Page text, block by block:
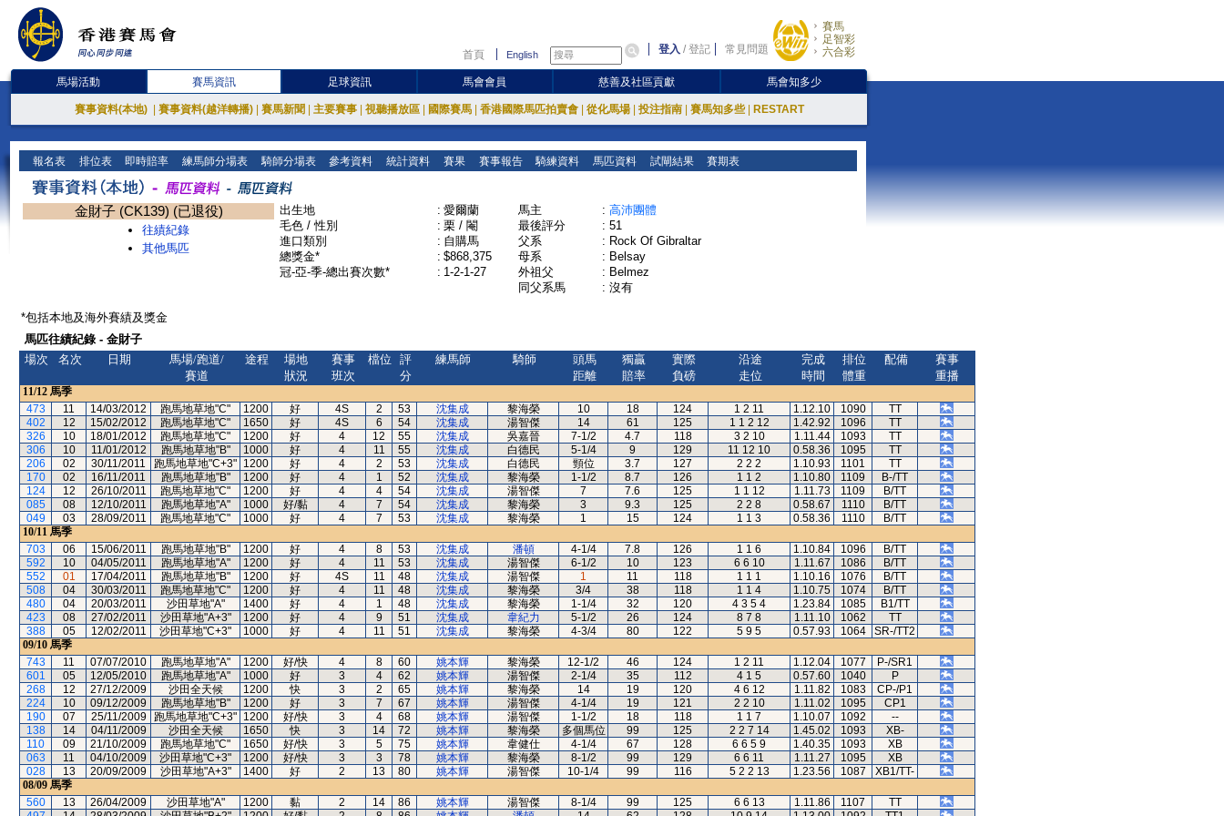
首頁 English 登入 /登記 常見問題
賽馬
足智彩
六合彩
馬場活動 賽馬資訊 足球資訊 馬會會員 慈善及社區貢獻 馬會知多少
賽事資料(本地) 賽事資料(越洋轉播) 賽馬新聞 主要賽事 視聽播放區 國際賽馬 香港國際馬匹拍賣會 從化馬場 投注指南 賽馬知多些 RESTART
報名表 排位表 即時賠率 練馬師分場表 騎師分場表 參考資料 統計資料 賽果 賽事報告 騎練資料 馬匹資料 試閘結果 賽期表
金財子 (CK139) (已退役)
往績紀錄
其他馬匹
出生地 : 愛爾蘭
毛色 / 性別
: 栗 / 閹
進口類別
: 自購馬
總獎金*
: $868,375
冠-亞-季-總出賽次數*
: 1-2-1-27
馬主 : 高沛團體
最後評分
: 51
父系
: Rock Of Gibraltar
母系
: Belsay
外祖父
: Belmez
同父系馬
: 沒有
*包括本地及海外賽績及獎金
馬匹往績紀錄 - 金財子
場次
名次 日期
馬場/跑道/
賽道
途程
場地
狀況
賽事
班次
檔位
評
分
練馬師 騎師
頭馬
距離
獨贏
賠率
實際
負磅
沿途
走位
完成
時間
排位
體重
配備
賽事
重播
11/12 馬季
473
11 14/03/2012 跑馬地草地"C" 1200 好 4S 2 53 沈集成 黎海榮 10 18 124 1 2 11 1.12.10 1090
TT
402
12 15/02/2012 跑馬地草地"C" 1650 好 4S 6 54 沈集成 湯智傑 14 61 125 1 1 2 12 1.42.92 1096
TT
326
10 18/01/2012 跑馬地草地"C" 1200 好 4 12 55 沈集成 吳嘉晉 7-1/2 4.7 118 3 2 10 1.11.44 1093
TT
306
10 11/01/2012 跑馬地草地"B" 1000 好 4 11 55 沈集成 白德民 5-1/4 9 129 11 12 10 0.58.36 1095
TT
206
02 30/11/2011 跑馬地草地"C+3" 1200 好 4 2 53 沈集成 白德民 頸位 3.7 127 2 2 2 1.10.93 1101
TT
170
02 16/11/2011 跑馬地草地"B" 1200 好 4 1 52 沈集成 黎海榮 1-1/2 8.7 126 1 1 2 1.10.80 1109
B-/TT
124
12 26/10/2011 跑馬地草地"C" 1200 好 4 4 54 沈集成 湯智傑 7 7.6 125 1 1 12 1.11.73 1109
B/TT
085
08 12/10/2011 跑馬地草地"A" 1000 好/黏 4 7 54 沈集成 黎海榮 3 9.3 125 2 2 8 0.58.67 1110
B/TT
049
03 28/09/2011 跑馬地草地"C" 1000 好 4 7 53 沈集成 黎海榮 1 15 124 1 1 3 0.58.36 1110
B/TT
10/11 馬季
703
06 15/06/2011 跑馬地草地"B" 1200 好 4 8 53 沈集成 潘頓 4-1/4 7.8 126 1 1 6 1.10.84 1096
B/TT
592
10 04/05/2011 跑馬地草地"A" 1200 好 4 11 53 沈集成 湯智傑 6-1/2 10 123 6 6 10 1.11.67 1086
B/TT
552
01 17/04/2011 跑馬地草地"B" 1200 好 4S 11 48 沈集成 湯智傑 1 11 118 1 1 1 1.10.16 1076
B/TT
508
04 30/03/2011 跑馬地草地"C" 1200 好 4 11 48 沈集成 黎海榮 3/4 38 118 1 1 4 1.10.75 1074
B/TT
480
04 20/03/2011 沙田草地"A" 1400 好 4 1 48 沈集成 黎海榮 1-1/4 32 120 4 3 5 4 1.23.84 1085
B1/TT
423
08 27/02/2011 沙田草地"A+3" 1200 好 4 9 51 沈集成 韋紀力 5-1/2 26 124 8 7 8 1.11.10 1062
TT
388
05 12/02/2011 沙田草地"C+3" 1000 好 4 11 51 沈集成 黎海榮 4-3/4 80 122 5 9 5 0.57.93 1064
SR-/TT2
09/10 馬季
743
11 07/07/2010 跑馬地草地"A" 1200 好/快 4 8 60 姚本輝 黎海榮 12-1/2 46 124 1 2 11 1.12.04 1077
P-/SR1
601
05 12/05/2010 跑馬地草地"A" 1000 好 3 4 62 姚本輝 湯智傑 2-1/4 35 112 4 1 5 0.57.60 1040
P
268
12 27/12/2009 沙田全天候 1200 快 3 2 65 姚本輝 黎海榮 14 19 120 4 6 12 1.11.82 1083
CP-/P1
224
10 09/12/2009 跑馬地草地"B" 1200 好 3 7 67 姚本輝 湯智傑 4-1/4 19 121 2 2 10 1.11.02 1095
CP1
190
07 25/11/2009 跑馬地草地"C+3" 1200 好/快 3 4 68 姚本輝 湯智傑 1-1/2 18 118 1 1 7 1.10.07 1092
--
138
14 04/11/2009 沙田全天候 1650 快 3 14 72 姚本輝 黎海榮 多個馬位 99 125 2 2 7 14 1.45.02 1093
XB-
110
09 21/10/2009 跑馬地草地"C" 1650 好/快 3 5 75 姚本輝 韋健仕 4-1/4 67 128 6 6 5 9 1.40.35 1093
XB
063
11 04/10/2009 沙田草地"C+3" 1200 好/快 3 3 78 姚本輝 黎海榮 8-1/2 99 129 6 6 11 1.11.27 1095
XB
028
13 20/09/2009 沙田草地"A+3" 1400 好 2 13 80 姚本輝 湯智傑 10-1/4 99 116 5 2 2 13 1.23.56 1087
XB1/TT-
08/09 馬季
560
13 26/04/2009 沙田草地"A" 1200 黏 2 14 86 姚本輝 湯智傑 8-1/4 99 125 6 6 13 1.11.86 1107
TT